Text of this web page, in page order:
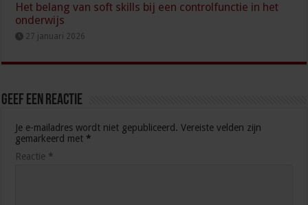
Het belang van soft skills bij een controlfunctie in het
onderwijs
27 januari 2026
Geef een reactie
Je e-mailadres wordt niet gepubliceerd. Vereiste velden zijn
gemarkeerd met *
Reactie *